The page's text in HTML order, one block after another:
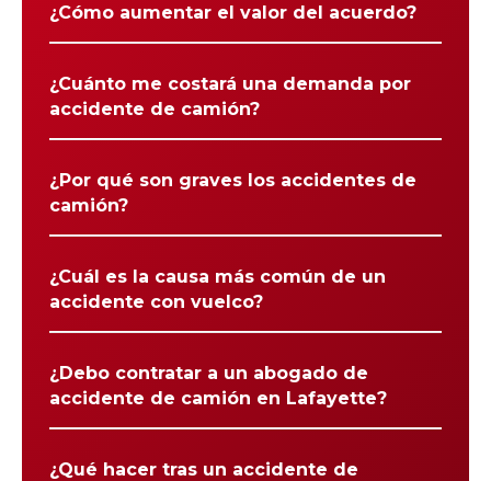
¿Cómo aumentar el valor del acuerdo?
¿Cuánto me costará una demanda por
accidente de camión?
¿Por qué son graves los accidentes de
camión?
¿Cuál es la causa más común de un
accidente con vuelco?
¿Debo contratar a un abogado de
accidente de camión en Lafayette?
¿Qué hacer tras un accidente de